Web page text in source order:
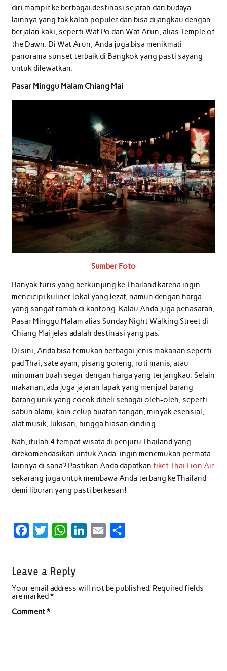
diri mampir ke berbagai destinasi sejarah dan budaya
lainnya yang tak kalah populer dan bisa dijangkau dengan
berjalan kaki, seperti Wat Po dan Wat Arun, alias Temple of
the Dawn. Di Wat Arun, Anda juga bisa menikmati
panorama sunset terbaik di Bangkok yang pasti sayang
untuk dilewatkan.
Pasar Minggu Malam Chiang Mai
Sumber Foto
Banyak turis yang berkunjung ke Thailand karena ingin
mencicipi kuliner lokal yang lezat, namun dengan harga
yang sangat ramah di kantong. Kalau Anda juga penasaran,
Pasar Minggu Malam alias Sunday Night Walking Street di
Chiang Mai jelas adalah destinasi yang pas.
Di sini, Anda bisa temukan berbagai jenis makanan seperti
pad Thai, sate ayam, pisang goreng, roti manis, atau
minuman buah segar dengan harga yang terjangkau. Selain
makanan, ada juga jajaran lapak yang menjual barang-
barang unik yang cocok dibeli sebagai oleh-oleh, seperti
sabun alami, kain celup buatan tangan, minyak esensial,
alat musik, lukisan, hingga hiasan dinding.
Nah, itulah 4 tempat wisata di penjuru Thailand yang
direkomendasikan untuk Anda. ingin menemukan permata
lainnya di sana? Pastikan Anda dapatkan tiket Thai Lion Air
sekarang juga untuk membawa Anda terbang ke Thailand
demi liburan yang pasti berkesan!
e
b
o
t
e
r
W
t
s
p
e
I
l
e
Leave a Reply
Your email address will not be published. Required fields
are marked *
Comment*